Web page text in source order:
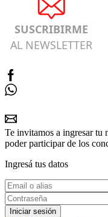
SUSCRIBIRME
AL NEWSLETTER
Te invitamos a ingresar tu
poder participar de los
Ingresá tus datos
Iniciar sesión